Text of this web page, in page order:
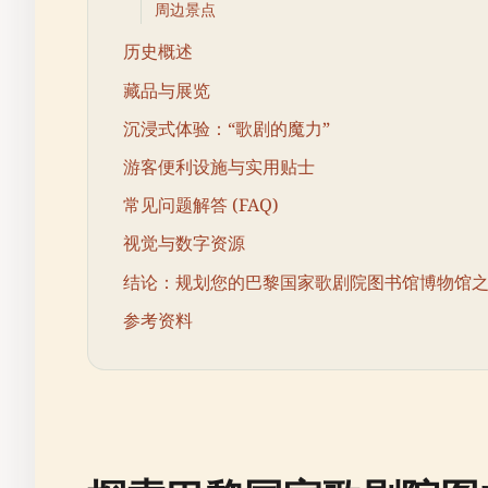
周边景点
历史概述
藏品与展览
沉浸式体验：“歌剧的魔力”
游客便利设施与实用贴士
常见问题解答 (FAQ)
视觉与数字资源
结论：规划您的巴黎国家歌剧院图书馆博物馆
参考资料